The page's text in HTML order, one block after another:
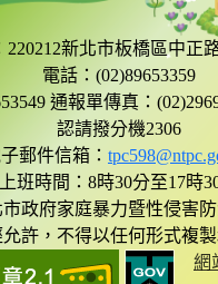
220212新北市板橋區中正
電話：(02)89653359
通報單傳真：
認請撥分機2306
郵件信箱：
上班時間：8時30分至17時
政府家庭暴力暨性侵害
允許，不得以任何形式複
網